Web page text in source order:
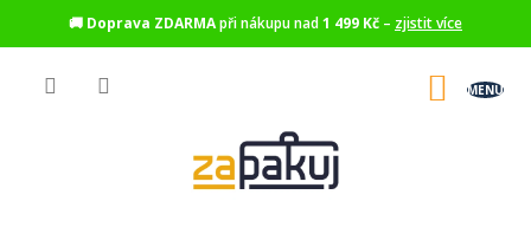
🚚 Doprava ZDARMApři nákupu nad1 499 Kč – zjistit více